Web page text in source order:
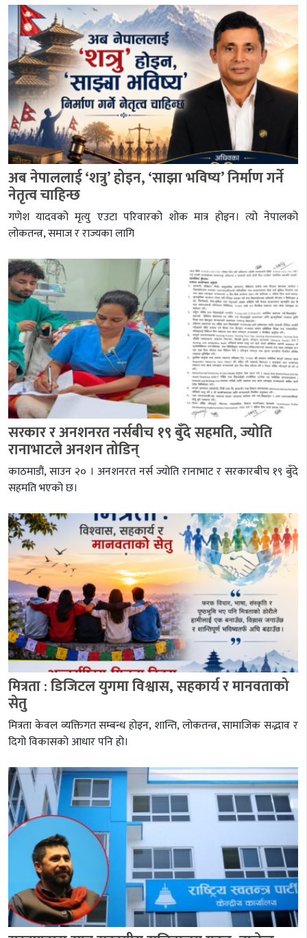
अब नेपाललाई ‘शत्रु’ होइन, ‘साझा भविष्य’ निर्माण गर्ने
नेतृत्व चाहिन्छ
गणेश यादवको मृत्यु एउटा परिवारको शोक मात्र होइन। त्यो नेपालको
लोकतन्त्र, समाज र राज्यका लागि
सरकार र अनशनरत नर्सबीच १९ बुँदे सहमति, ज्योति
रानाभाटले अनशन तोडिन्
काठमाडौं, साउन २० । अनशनरत नर्स ज्योति रानाभाट र सरकारबीच १९ बुँदे
सहमति भएको छ।
मित्रता : डिजिटल युगमा विश्वास, सहकार्य र मानवताको
सेतु
मित्रता केवल व्यक्तिगत सम्बन्ध होइन, शान्ति, लोकतन्त्र, सामाजिक सद्भाव र
दिगो विकासको आधार पनि हो।